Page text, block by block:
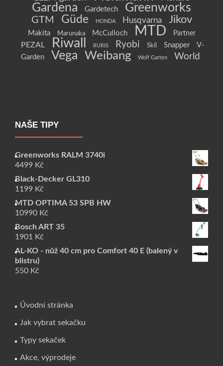
Gardena Gardetech Greenworks
GTM Güde HONDA Husqvarna Jikov
Makita Marunaka McCulloch MTD Partner
PEZAL Riwall RURIS Ryobi Skil Snapper
V-
Garden
Vega Weibang Wolf Garten World
NAŠE TIPY
Greenworks RALM 3740i
4499 Kč
Black-Decker GL310
1199 Kč
MTD OPTIMA 53 SPB HW
10990 Kč
Bosch ART 35
1901
Kč
AL-KO - nůž 40 cm pro Comfort 40 E (balený v
blistru)
550 Kč
Úvodní stránka
Jak vybrat sekačku
Typy sekaček
Akce, výprodeje